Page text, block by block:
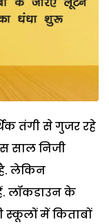
तंगी से गुजर रहे
साल निजी
लेकिन
लॉकडाउन के
में किताबों